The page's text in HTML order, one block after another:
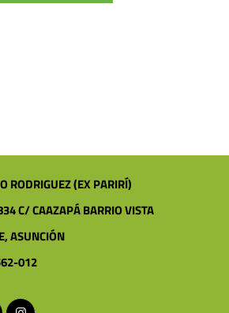
RODRIGUEZ (EX PARIRÍ)
C/ CAAZAPÁ BARRIO VISTA
ASUNCIÓN
012